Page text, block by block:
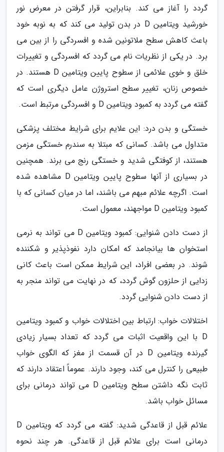
گردد را آغاز می کند. بنابراین، قرار گرفتن در معرض نور
خورشید ویتامین D در بدن تولید می کند که به نوبه خود
باعث کاهش سطح ملاتونین شده و افسردگی را از بین می
برد. در یکی از نظریات نام می گردد که افسردگی و تغییرات
خلق و خوی علائمی از سطوح پایین ویتامین D هستند. در
خصوص زنان، تغییر سطح استروژن عامل دیگری است که
گفته می گردد به کمبود ویتامین D و افسردگی مرتبط است.
خستگی و بدن درد: این علایم برای شرایط مختلف پزشکی
متداول می باشد. کسانی که مبتلا به سندرم خستگی مزمن
هستند، از کوفتگی شدید و خستگی رنج می برند. همچنین
در بسیاری از آنها سطوح پایین ویتامین D مشاهده شده
است. اگرچه علائم مبهم می باشند، اما در میان کسانی که با
کمبود ویتامین D مواجهند، معمول است.
از دست دادن شنوایی: کمبود ویتامین D می تواند به نرمی
استخوان ها بیانجامد که امکان دارد نفوذپذیر و شکننده
شوند. در بعضی افراد، این شرایط ممکن است باعث کانی
زدایی از حلزون گوش گردد، که در نهایت می تواند منجر به
از دست دادن شنوایی گردد.
اختلالات خواب: ارتباط بین اختلالات خواب و کمبود ویتامین
D با این واقعیت اثبات می گردد که تعداد بسیار زیادی
گیرنده ویتامین D در آن قسمت از مغز که الگوی خواب
طبیعی را کنترل می کند، وجود دارند. عموماً اعتقاد دارند که
ثابت نگه داشتن سطح ویتامین D می تواند درمانی برای
مسائل خواب باشد.
علائم قبل از قاعدگی شدید: گفته می گردد که ویتامین D
درمانی است برای علائم قبل از قاعدگی. هر چند نحوه